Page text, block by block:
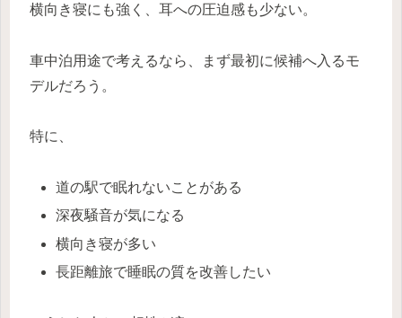
横向き寝にも強く、耳への圧迫感も少ない。
車中泊用途で考えるなら、まず最初に候補へ入るモ
デルだろう。
特に、
道の駅で眠れないことがある
深夜騒音が気になる
横向き寝が多い
長距離旅で睡眠の質を改善したい